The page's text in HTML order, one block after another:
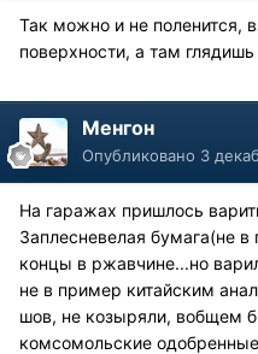
Так можно и не поленится,
поверхности, а там
Менгон
Опубликовано 3
На гаражах пришлось
Заплесневелая бумага(не
концы в ржавчине...но
не в пример китайским
шов, не козыряли, вобщем
комсомольские